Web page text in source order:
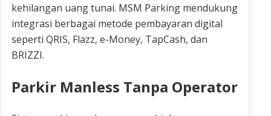
kehilangan uang tunai. MSM Parking mendukung
integrasi berbagai metode pembayaran digital
seperti QRIS, Flazz, e-Money, TapCash, dan
BRIZZI.
Parkir Manless Tanpa Operator